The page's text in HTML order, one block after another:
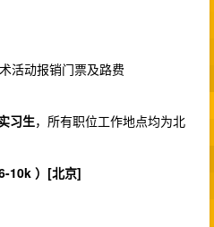
活动报销门票及路费
习生，所有职位工作地点均为北
10k ）[北京]